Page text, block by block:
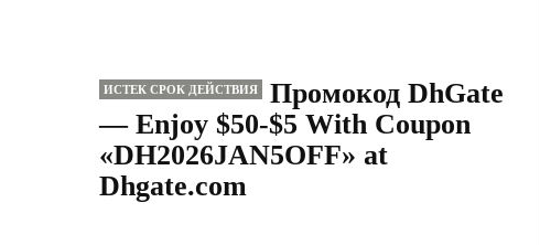
ИСТЕК СРОК ДЕЙСТВИЯ
Промокод DhGate
— Enjoy $50-$5 With Coupon
«DH2026JAN5OFF» at
Dhgate.com